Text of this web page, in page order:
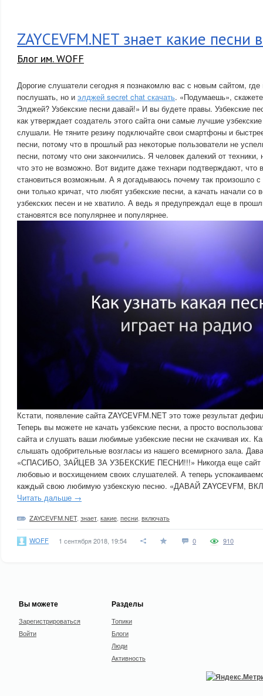
ZAYCEVFM.NET знает какие песни
Блог им. WOFF
Дорогие слушатели сегодня я познакомлю вас с новым сайтом,
послушать, но и элджей secret chat скачать. «Подумаешь»,
Элджей? Узбекские песни давай!» И вы будете правы. Узбекские
как утверждает создатель этого сайта они самые лучшие
слушали. Не тяните резину подключайте свои смартфоны и
песни, потому что в прошлый раз некоторые пользователи не
песни, потому что они закончились. Я человек далекий от
что это не возможно. Вот видите даже технари подтверждают, что
становиться возможным. А я догадываюсь почему так произошло
они только кричат, что любят узбекские песни, а качать начали со
узбекских песен и не хватило. А ведь я предупреждал еще в
становятся все популярнее и популярнее.
Кстати, появление сайта ZAYCEVFM.NET это тоже результат
Теперь вы можете не качать узбекские песни, а просто
сайта и слушать ваши любимые узбекские песни не скачивая их.
слышать одобрительные возгласы из нашего всемирного зала.
«СПАСИБО, ЗАЙЦЕВ ЗА УЗБЕКСКИЕ ПЕСНИ!!!» Никогда еще сайт
любовью и восхищением своих слушателей. А теперь
каждый свою любимую узбекскую песню. «ДАВАЙ ZAYCEVFM,
Читать дальше →
ZAYCEVFM.NET, знает какие песни включать
WOFF 1 сентября 2018, 19:54 0 910
Вы можете
Зарегистрироваться
Войти
Разделы
Топики
Блоги
Люди
Активность